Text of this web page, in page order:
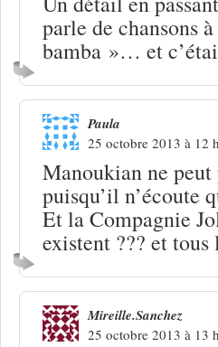
parle de chansons
bamba »… et
Paula
25 octobre 2013 à 12
Manoukian ne peut
puisqu’il n’écoute
Et la Compagnie
existent ??? et
Mireille.Sanchez
25 octobre 2013 à 13